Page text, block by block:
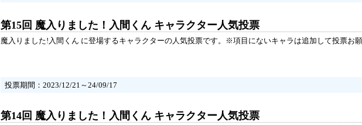
第15回 魔入りました！入間くん キャラクター人気投票
魔入りました!入間くん に登場するキャラクターの人気投票です。※項目にないキャラは追加して投票お
投票期間：2023/12/21～24/09/17
第14回 魔入りました！入間くん キャラクター人気投票